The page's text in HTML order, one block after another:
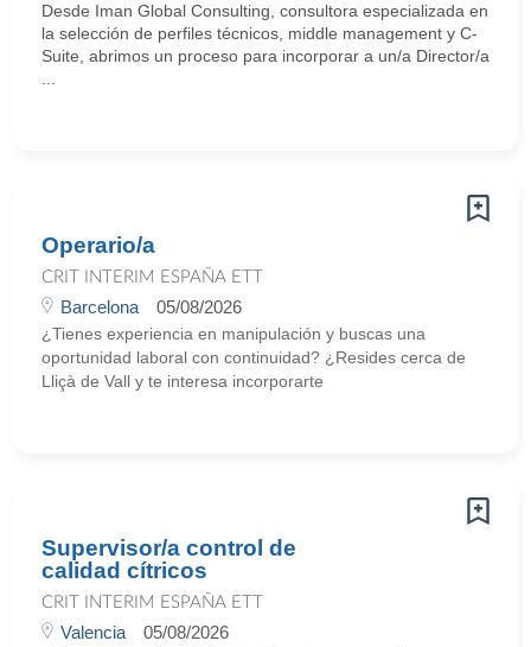
Desde Iman Global Consulting, consultora especializada en
la selección de perfiles técnicos, middle management y C-
Suite, abrimos un proceso para incorporar a un/a Director/a
Operario/a
CRIT INTERIM ESPAÑA ETT
Barcelona 05/08/2026
¿Tienes experiencia en manipulación y buscas una
oportunidad laboral con continuidad? ¿Resides cerca de
Lliçà de Vall y te interesa incorporarte
Supervisor/a control de
calidad cítricos
CRIT INTERIM ESPAÑA ETT
Valencia 05/08/2026